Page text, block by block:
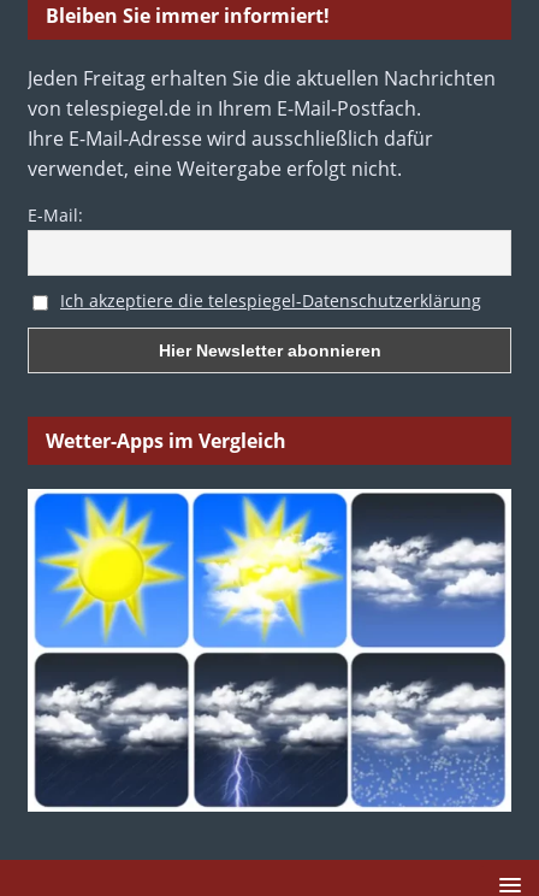
Bleiben Sie immer informiert!
Jeden Freitag erhalten Sie die aktuellen Nachrichten
von telespiegel.de in Ihrem E-Mail-Postfach.
Ihre E-Mail-Adresse wird ausschließlich dafür
verwendet, eine Weitergabe erfolgt nicht.
E-Mail:
Ich akzeptiere die telespiegel-Datenschutzerklärung
Wetter-Apps im Vergleich